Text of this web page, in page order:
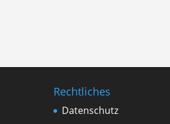
Rechtliches
Datenschutz